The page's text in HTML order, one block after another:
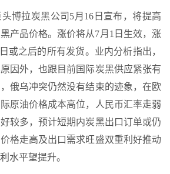
博拉炭黑公司5月16日宣布，将提高
产品价格。涨价将从7月1日生效，涨
或之后的所有发货。业内分析指出，
因外，也跟目前国际炭黑供应紧张有
俄乌冲突仍然没有结束的迹象，在欧
原油价格成本高位，人民币汇率走弱
较多，预计短期内炭黑出口订单或仍
格走高及出口需求旺盛双重利好推动
水平望提升。